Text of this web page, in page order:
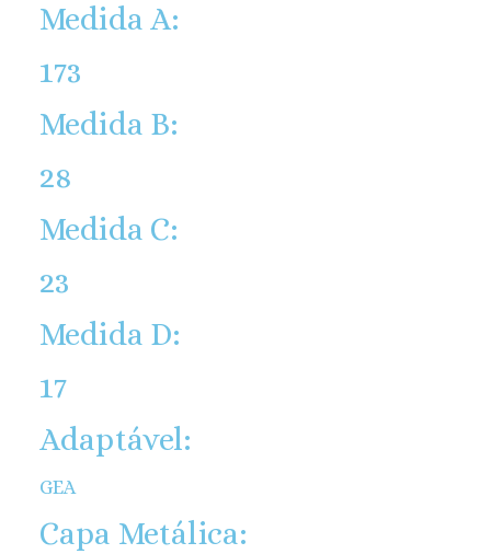
Medida A:
173
Medida B:
28
Medida C:
23
Medida D:
17
Adaptável:
GEA
Capa Metálica: